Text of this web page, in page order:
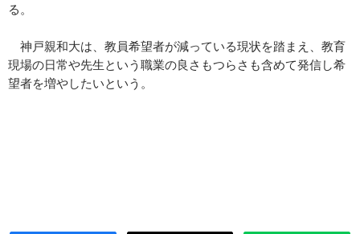
る。
神戸親和大は、教員希望者が減っている現状を踏まえ、教育
現場の日常や先生という職業の良さもつらさも含めて発信し希
望者を増やしたいという。